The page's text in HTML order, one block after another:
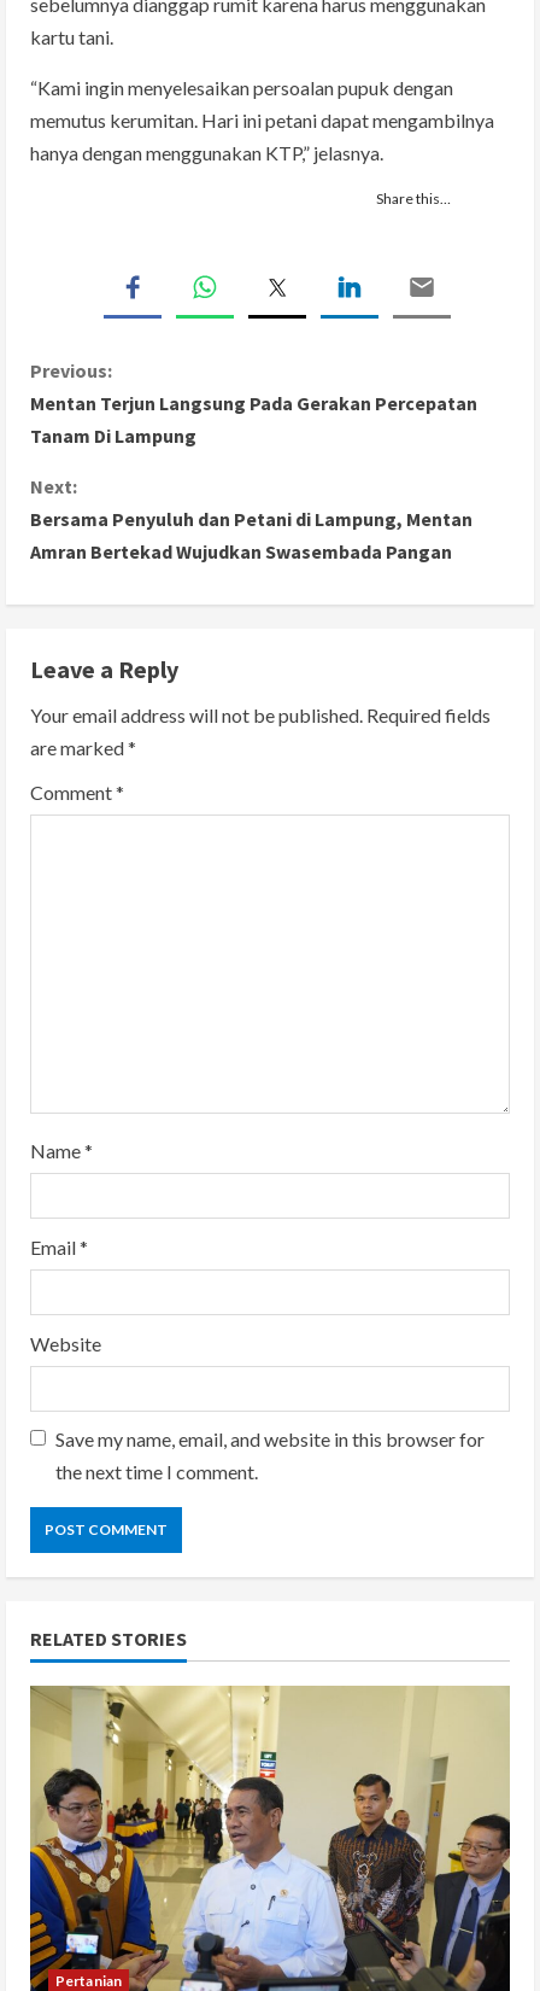
kartu tani.
“Kami ingin menyelesaikan persoalan pupuk dengan
memutus kerumitan. Hari ini petani dapat mengambilnya
hanya dengan menggunakan KTP,” jelasnya.
Share this…
C
o
n
t
u
e
R
Previous:
Mentan Terjun Langsung Pada Gerakan Percepatan
Tanam Di Lampung
Next:
Bersama Penyuluh dan Petani di Lampung, Mentan
Amran Bertekad Wujudkan Swasembada Pangan
Leave a Reply
Your email address will not be published. Required fields
are marked*
Comment*
Name*
Email*
Website
Save my name, email, and website in this browser for
the next time I comment.
RELATED STORIES
Pertanian